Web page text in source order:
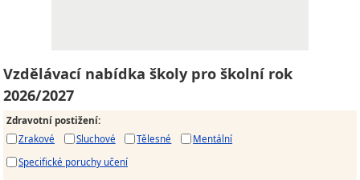
Vzdělávací nabídka školy pro školní rok
2026/2027
Zdravotní postižení:
Zrakové
Sluchové Tělesné
Mentální
Specifické poruchy učení